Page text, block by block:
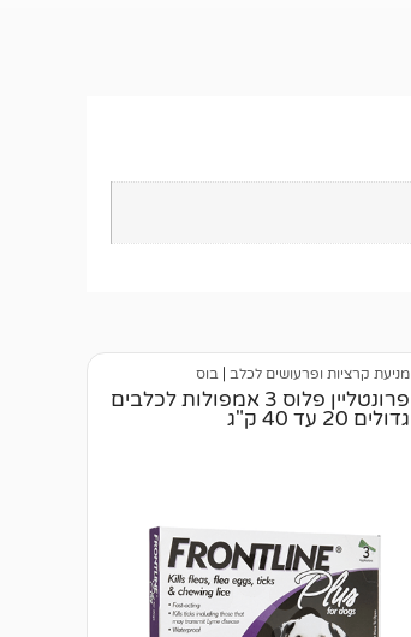
מניעת קרציות ופרעושים לכלב בוס
פרונטליין פלוס 3 אמפולות לכלבים
גדולים 20 עד 40 ק"ג